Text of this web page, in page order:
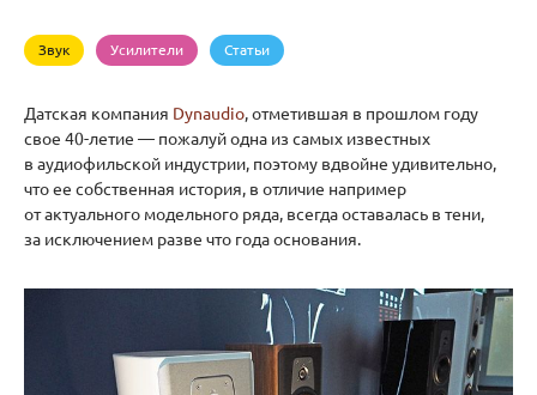
Звук Усилители Статьи
Датская компания Dynaudio, отметившая в прошлом году
свое 40-летие — пожалуй одна из самых известных
в аудиофильской индустрии, поэтому вдвойне удивительно,
что ее собственная история, в отличие например
от актуального модельного ряда, всегда оставалась в тени,
за исключением разве что года основания.